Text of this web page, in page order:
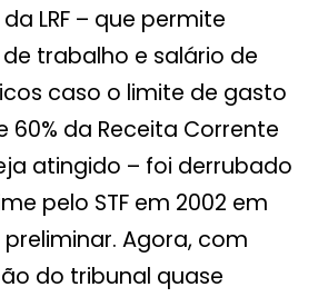
LRF – que permite
trabalho e salário de
caso o limite de gasto
60% da Receita Corrente
atingido – foi derrubado
pelo STF em 2002 em
Agora, com
do tribunal quase